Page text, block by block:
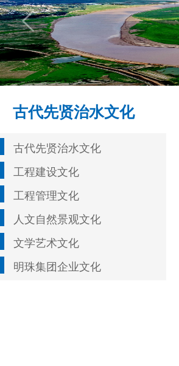
古代先贤治水文化
古代先贤治水文化
工程建设文化
工程管理文化
人文自然景观文化
文学艺术文化
明珠集团企业文化